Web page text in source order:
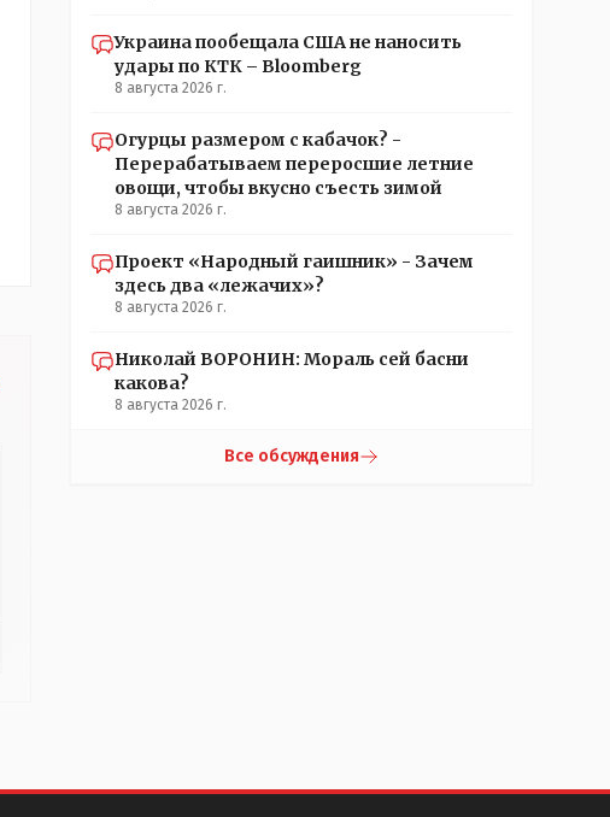
Украина пообещала США не наносить
удары по КТК – Bloomberg
8 августа 2026 г.
Огурцы размером с кабачок? -
Перерабатываем переросшие летние
овощи, чтобы вкусно съесть зимой
8 августа 2026 г.
Проект «Народный гаишник» - Зачем
здесь два «лежачих»?
8 августа 2026 г.
Николай ВОРОНИН: Мораль сей басни
какова?
8 августа 2026 г.
Все обсуждения